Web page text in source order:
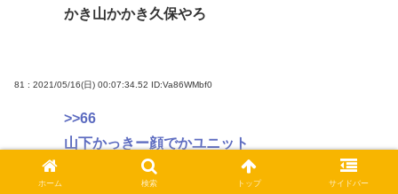
かき山かかき久保やろ
81 : 2021/05/16(日) 00:07:34.52 ID:Va86WMbf0
>>66
山下かっきー顔でかユニット
ホーム 検索 トップ サイドバー